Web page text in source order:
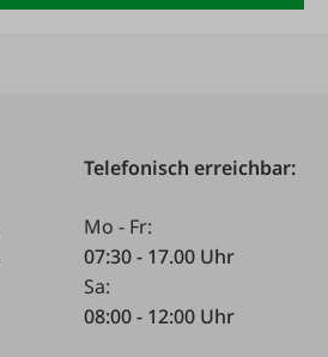
Telefonisch erreichbar:
Mo - Fr:
07:30 - 17.00 Uhr
Sa:
08:00 - 12:00 Uhr